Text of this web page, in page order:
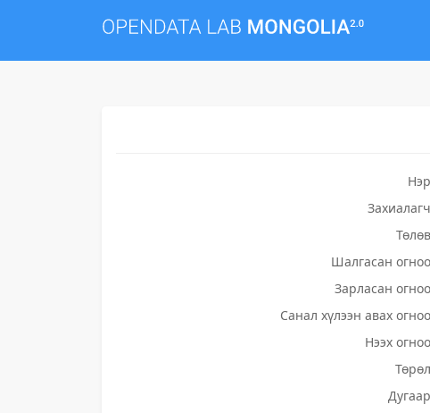
Нэр
Захиалагч
Төлөв
Шалгасан огноо
Зарласан огноо
Санал хүлээн авах огноо
Нээх огноо
Төрөл
Дугаар